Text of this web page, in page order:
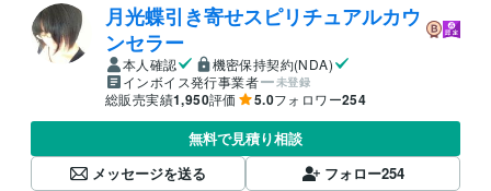
月光蝶引き寄せスピリチュアルカウ
ンセラー
本人確認
機密保持契約(NDA)
インボイス発行事業者
未登録
総販売実績1,950評価 5.0フォロワー254
無料で見積り相談
メッセージを送る
フォロー254